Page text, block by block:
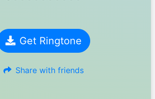
Get Ringtone
Share with friends